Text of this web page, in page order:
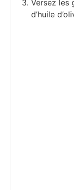
Versez les
d’huile